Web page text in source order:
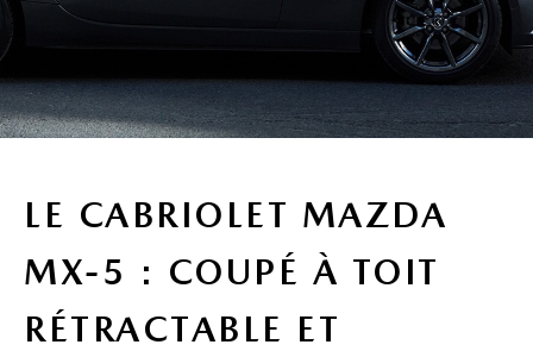
LE CABRIOLET MAZDA
MX-5 : COUPÉ À TOIT
RÉTRACTABLE ET